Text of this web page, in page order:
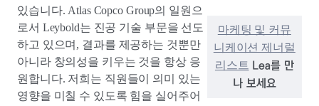
있습니다. Atlas Copco Group의 일원으
로서 Leybold는 진공 기술 부문을 선도
하고 있으며, 결과를 제공하는 것뿐만
아니라 창의성을 키우는 것을 항상 응
원합니다. 저희는 직원들이 의미 있는
영향을 미칠 수 있도록 힘을 실어주어
마케팅 및 커뮤
니케이션 제너럴
리스트Lea를 만
나 보세요